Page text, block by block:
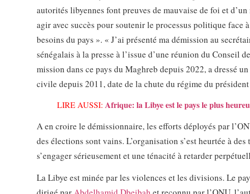
autorités libyennes font preuves de mauvaise de foi et
agir avec succès pour soutenir le processus politique face
besoins du pays ». « J’ai présenté ma démission au
sénégalais à la presse à l’issue d’une réunion du Conseil
mission dans ce pays du Maghreb depuis 2022, a dressé
civile depuis 2011, date de la chute du régime du
LIRE AUSSI: Afrique: la Libye est le pays le plus
A en croire le démissionnaire, les efforts déployés par
des élections sont vains. L’organisation s’est heurtée à
s’engager sérieusement et une ténacité à retarder
La Libye est minée par les violences et les divisions. Le